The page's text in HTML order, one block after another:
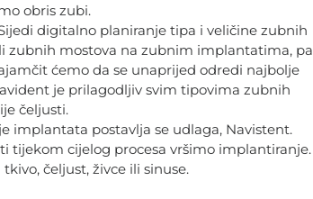
obris zubi.
digitalno planiranje tipa i veličine zubnih
zubnih mostova na zubnim implantatima, pa
ćemo da se unaprijed odredi najbolje
je prilagodljiv svim tipovima zubnih
čeljusti.
implantata postavlja se udlaga, Navistent.
tijekom cijelog procesa vršimo implantiranje.
čeljust, živce ili sinuse.